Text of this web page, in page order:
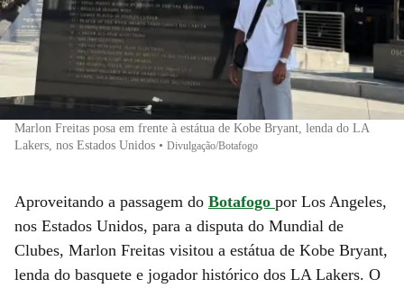
Marlon Freitas posa em frente à estátua de Kobe Bryant, lenda do LA
Lakers, nos Estados Unidos • Divulgação/Botafogo
Aproveitando a passagem do Botafogo por Los Angeles,
nos Estados Unidos, para a disputa do Mundial de
Clubes, Marlon Freitas visitou a estátua de Kobe Bryant,
lenda do basquete e jogador histórico dos LA Lakers. O